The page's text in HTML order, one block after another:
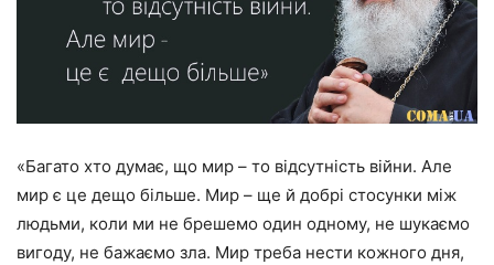
«Багато хто думає, що мир – то відсутність війни. Але
мир є це дещо більше. Мир – ще й добрі стосунки між
людьми, коли ми не брешемо один одному, не шукаємо
вигоду, не бажаємо зла. Мир треба нести кожного дня,